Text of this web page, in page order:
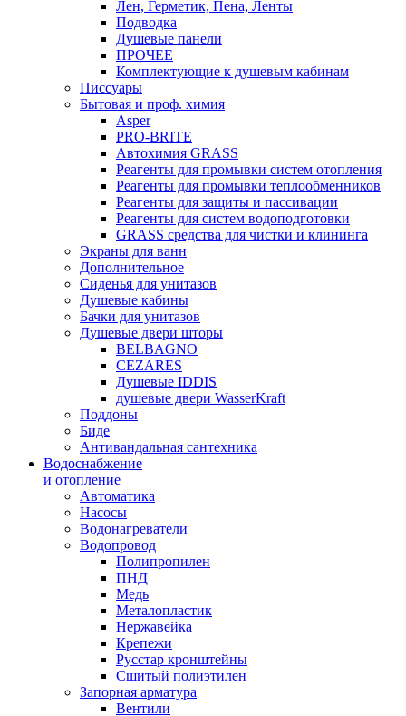
Лен, Герметик, Пена, Ленты
Подводка
Душевые панели
ПРОЧЕЕ
Комплектующие к душевым кабинам
Писсуары
Бытовая и проф. химия
Asper
PRO-BRITE
Автохимия GRASS
Реагенты для промывки систем отопления
Реагенты для промывки теплообменников
Реагенты для защиты и пассивации
Реагенты для систем водоподготовки
GRASS средства для чистки и клининга
Экраны для ванн
Дополнительное
Сиденья для унитазов
Душевые кабины
Бачки для унитазов
Душевые двери шторы
BELBAGNO
CEZARES
Душевые IDDIS
душевые двери WasserKraft
Поддоны
Биде
Антивандальная сантехника
Водоснабжение
и отопление
Автоматика
Насосы
Водонагреватели
Водопровод
Полипропилен
ПНД
Медь
Металопластик
Нержавейка
Крепежи
Русстар кронштейны
Сшитый полиэтилен
Запорная арматура
Вентили